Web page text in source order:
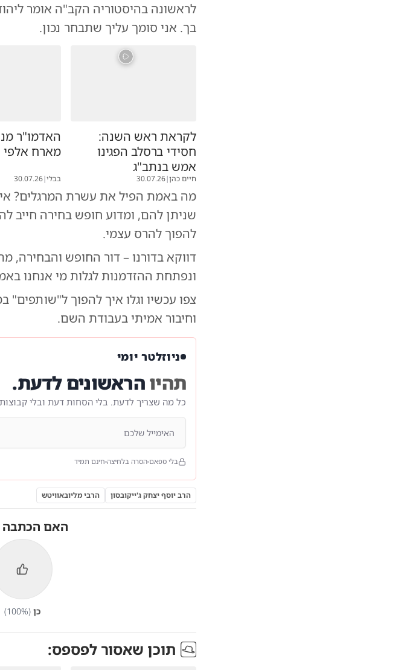
לראשונה בהיסטוריה הקב"ה אומר
בך. אני סומך עליך שתבחר נכון.
לקראת ראש השנה:
חסידי ברסלב הפגינו
אמש בנתב"ג
חיים כהן|
30.07.26
האדמו"ר
מארח אלפי
בבלי|
30.07.26
מה באמת הפיל את עשרת המרגלים?
שניתן להם, ומדוע חופש בחירה חייב
להפוך להרס עצמי.
דווקא בדורנו – דור החופש
ונפתחת ההזדמנות לגלות מי אנחנו
צפו עכשיו וגלו איך להפוך
וחיבור אמיתי בעבודת השם.
ניוזלטר יומי
תהיוהראשונים לדעת.
כל מה שצריך לדעת. בלי הסחות דעת ובלי
בלי ספאם הסרה בלחיצה חינם תמיד
הרב יוסף יצחק ג'ייקובסון הרבי מליובאוויטש
האם הכתבה
כן (
100%)
תוכן שאסור לפספס: